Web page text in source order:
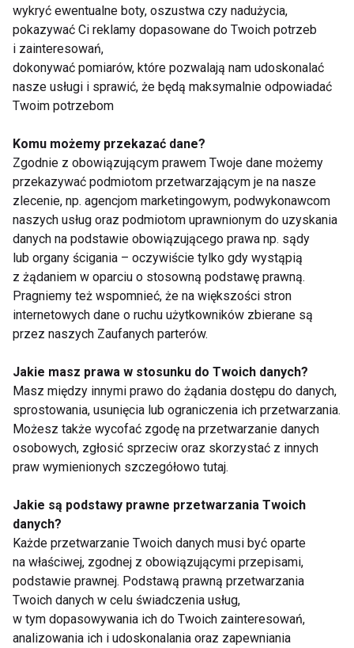
Aktywna wiosna
FitCamp - nowy
sposób na szczupłą
Senior z pomysłem na
życie
Święto Cykliczne 2012
Długie weekndy w
Robert Janowski
Przepis na… aktywny
weekend
Gwiazdy sportu
wakacji
Pokaż więcej
wykryć ewentualne boty, oszustwa czy nadużycia,
pokazywać Ci reklamy dopasowane do Twoich potrzeb
i zainteresowań,
dokonywać pomiarów, które pozwalają nam udoskonalać
nasze usługi i sprawić, że będą maksymalnie odpowiadać
Twoim potrzebom
Komu możemy przekazać dane?
Zgodnie z obowiązującym prawem Twoje dane możemy
przekazywać podmiotom przetwarzającym je na nasze
zlecenie, np. agencjom marketingowym, podwykonawcom
naszych usług oraz podmiotom uprawnionym do uzyskania
danych na podstawie obowiązującego prawa np. sądy
lub organy ścigania – oczywiście tylko gdy wystąpią
z żądaniem w oparciu o stosowną podstawę prawną.
Pragniemy też wspomnieć, że na większości stron
internetowych dane o ruchu użytkowników zbierane są
przez naszych Zaufanych parterów.
Jakie masz prawa w stosunku do Twoich danych?
Masz między innymi prawo do żądania dostępu do danych,
sprostowania, usunięcia lub ograniczenia ich przetwarzania.
Możesz także wycofać zgodę na przetwarzanie danych
osobowych, zgłosić sprzeciw oraz skorzystać z innych
praw wymienionych szczegółowo tutaj.
Jakie są podstawy prawne przetwarzania Twoich
danych?
Każde przetwarzanie Twoich danych musi być oparte
na właściwej, zgodnej z obowiązującymi przepisami,
podstawie prawnej. Podstawą prawną przetwarzania
Twoich danych w celu świadczenia usług,
w tym dopasowywania ich do Twoich zainteresowań,
analizowania ich i udoskonalania oraz zapewniania